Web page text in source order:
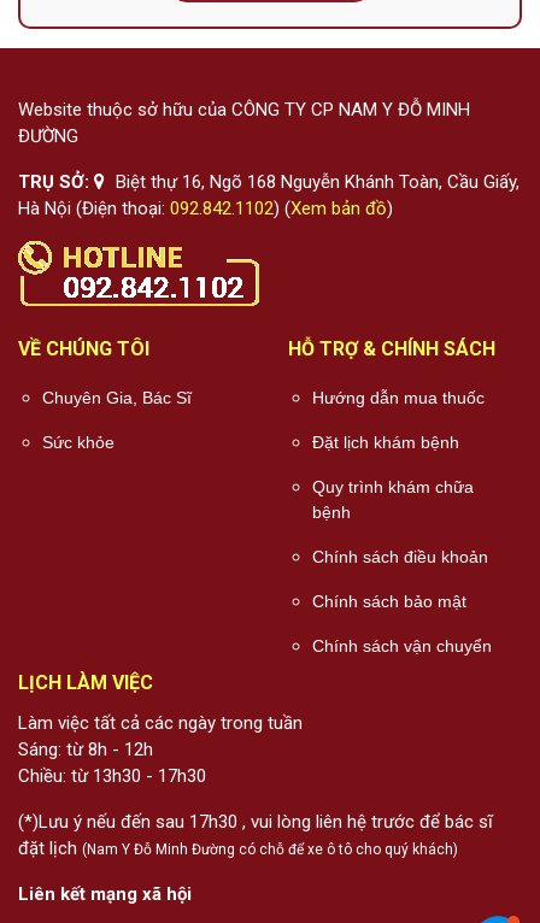
Website thuộc sở hữu của CÔNG TY CP NAM Y ĐỖ MINH
ĐƯỜNG
TRỤ SỞ:
Biệt thự 16, Ngõ 168 Nguyễn Khánh Toàn, Cầu Giấy,
Hà Nội (Điện thoại: 092.842.1102) (Xem bản đồ)
VỀ CHÚNG TÔI
Chuyên Gia, Bác Sĩ
Sức khỏe
HỖ TRỢ & CHÍNH SÁCH
Hướng dẫn mua thuốc
Đặt lịch khám bệnh
Quy trình khám chữa
bệnh
Chính sách điều khoản
Chính sách bảo mật
Chính sách vận chuyển
LỊCH LÀM VIỆC
Làm việc tất cả các ngày trong tuần
Sáng: từ 8h - 12h
Chiều: từ 13h30 - 17h30
(*)Lưu ý nếu đến sau 17h30 , vui lòng liên hệ trước để bác sĩ
đặt lịch (Nam Y Đỗ Minh Đường có chỗ để xe ô tô cho quý khách)
Liên kết mạng xã hội